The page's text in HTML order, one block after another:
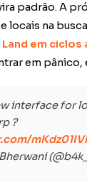
padrão. A
locais na
Land em
em
interface for
?